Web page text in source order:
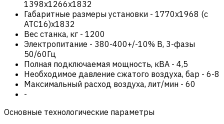
1398x1266x1832
Габаритные размеры установки - 1770х1968 (с
ATC16)х1832
Вес станка, кг - 1200
Электропитание - 380-400+/-10% В, 3-фазы
50/60Гц
Полная подключаемая мощность, кВА - 4,5
Необходимое давление сжатого воздуха, бар - 6-8
Максимальный расход воздуха, лит/мин - 60
-
Основные технологические параметры